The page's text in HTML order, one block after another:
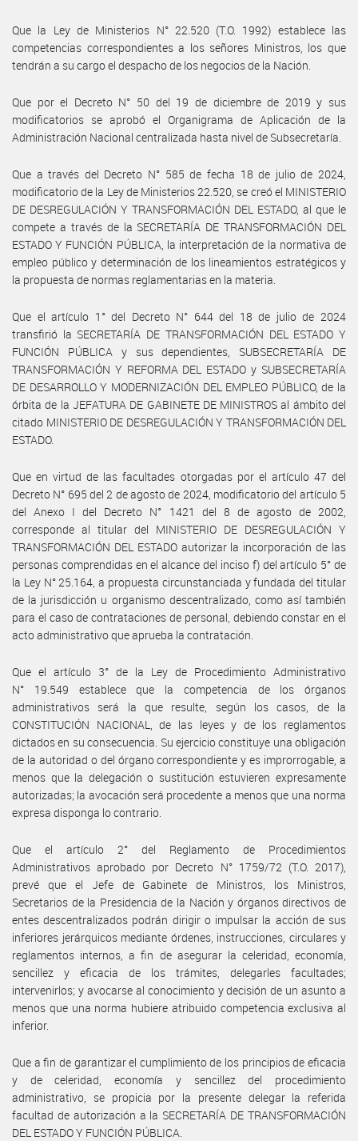
Que la Ley de Ministerios N° 22.520 (T.O. 1992) establece las
competencias correspondientes a los señores Ministros, los que
tendrán a su cargo el despacho de los negocios de la Nación.
Que por el Decreto N° 50 del 19 de diciembre de 2019 y sus
modificatorios se aprobó el Organigrama de Aplicación de la
Administración Nacional centralizada hasta nivel de Subsecretaría.
Que a través del Decreto N° 585 de fecha 18 de julio de 2024,
modificatorio de la Ley de Ministerios 22.520, se creó el MINISTERIO
DE DESREGULACIÓN Y TRANSFORMACIÓN DEL ESTADO, al que le
compete a través de la SECRETARÍA DE TRANSFORMACIÓN DEL
ESTADO Y FUNCIÓN PÚBLICA, la interpretación de la normativa de
empleo público y determinación de los lineamientos estratégicos y
la propuesta de normas reglamentarias en la materia.
Que el artículo 1° del Decreto N° 644 del 18 de julio de 2024
transfirió la SECRETARÍA DE TRANSFORMACIÓN DEL ESTADO Y
FUNCIÓN PÚBLICA y sus dependientes, SUBSECRETARÍA DE
TRANSFORMACIÓN Y REFORMA DEL ESTADO y SUBSECRETARÍA
DE DESARROLLO Y MODERNIZACIÓN DEL EMPLEO PÚBLICO, de la
órbita de la JEFATURA DE GABINETE DE MINISTROS al ámbito del
citado MINISTERIO DE DESREGULACIÓN Y TRANSFORMACIÓN DEL
ESTADO.
Que en virtud de las facultades otorgadas por el artículo 47 del
Decreto N° 695 del 2 de agosto de 2024, modificatorio del artículo 5
del Anexo I del Decreto N° 1421 del 8 de agosto de 2002,
corresponde al titular del MINISTERIO DE DESREGULACIÓN Y
TRANSFORMACIÓN DEL ESTADO autorizar la incorporación de las
personas comprendidas en el alcance del inciso f) del artículo 5° de
la Ley N° 25.164, a propuesta circunstanciada y fundada del titular
de la jurisdicción u organismo descentralizado, como así también
para el caso de contrataciones de personal, debiendo constar en el
acto administrativo que aprueba la contratación.
Que el artículo 3° de la Ley de Procedimiento Administrativo
N° 19.549 establece que la competencia de los órganos
administrativos será la que resulte, según los casos, de la
CONSTITUCIÓN NACIONAL, de las leyes y de los reglamentos
dictados en su consecuencia. Su ejercicio constituye una obligación
de la autoridad o del órgano correspondiente y es improrrogable, a
menos que la delegación o sustitución estuvieren expresamente
autorizadas; la avocación será procedente a menos que una norma
expresa disponga lo contrario.
Que el artículo 2° del Reglamento de Procedimientos
Administrativos aprobado por Decreto N° 1759/72 (T.O. 2017),
prevé que el Jefe de Gabinete de Ministros, los Ministros,
Secretarios de la Presidencia de la Nación y órganos directivos de
entes descentralizados podrán dirigir o impulsar la acción de sus
inferiores jerárquicos mediante órdenes, instrucciones, circulares y
reglamentos internos, a fin de asegurar la celeridad, economía,
sencillez y eficacia de los trámites, delegarles facultades;
intervenirlos; y avocarse al conocimiento y decisión de un asunto a
menos que una norma hubiere atribuido competencia exclusiva al
inferior.
Que a fin de garantizar el cumplimiento de los principios de eficacia
y de celeridad, economía y sencillez del procedimiento
administrativo, se propicia por la presente delegar la referida
facultad de autorización a la SECRETARÍA DE TRANSFORMACIÓN
DEL ESTADO Y FUNCIÓN PÚBLICA.